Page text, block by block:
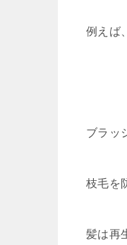
例えば
ブラッ
枝毛を
髪は再